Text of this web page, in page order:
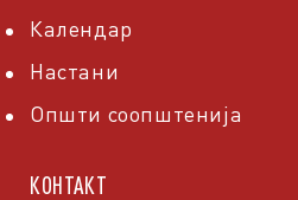
Календар
Настани
Општи соопштенија
КОНТАКТ